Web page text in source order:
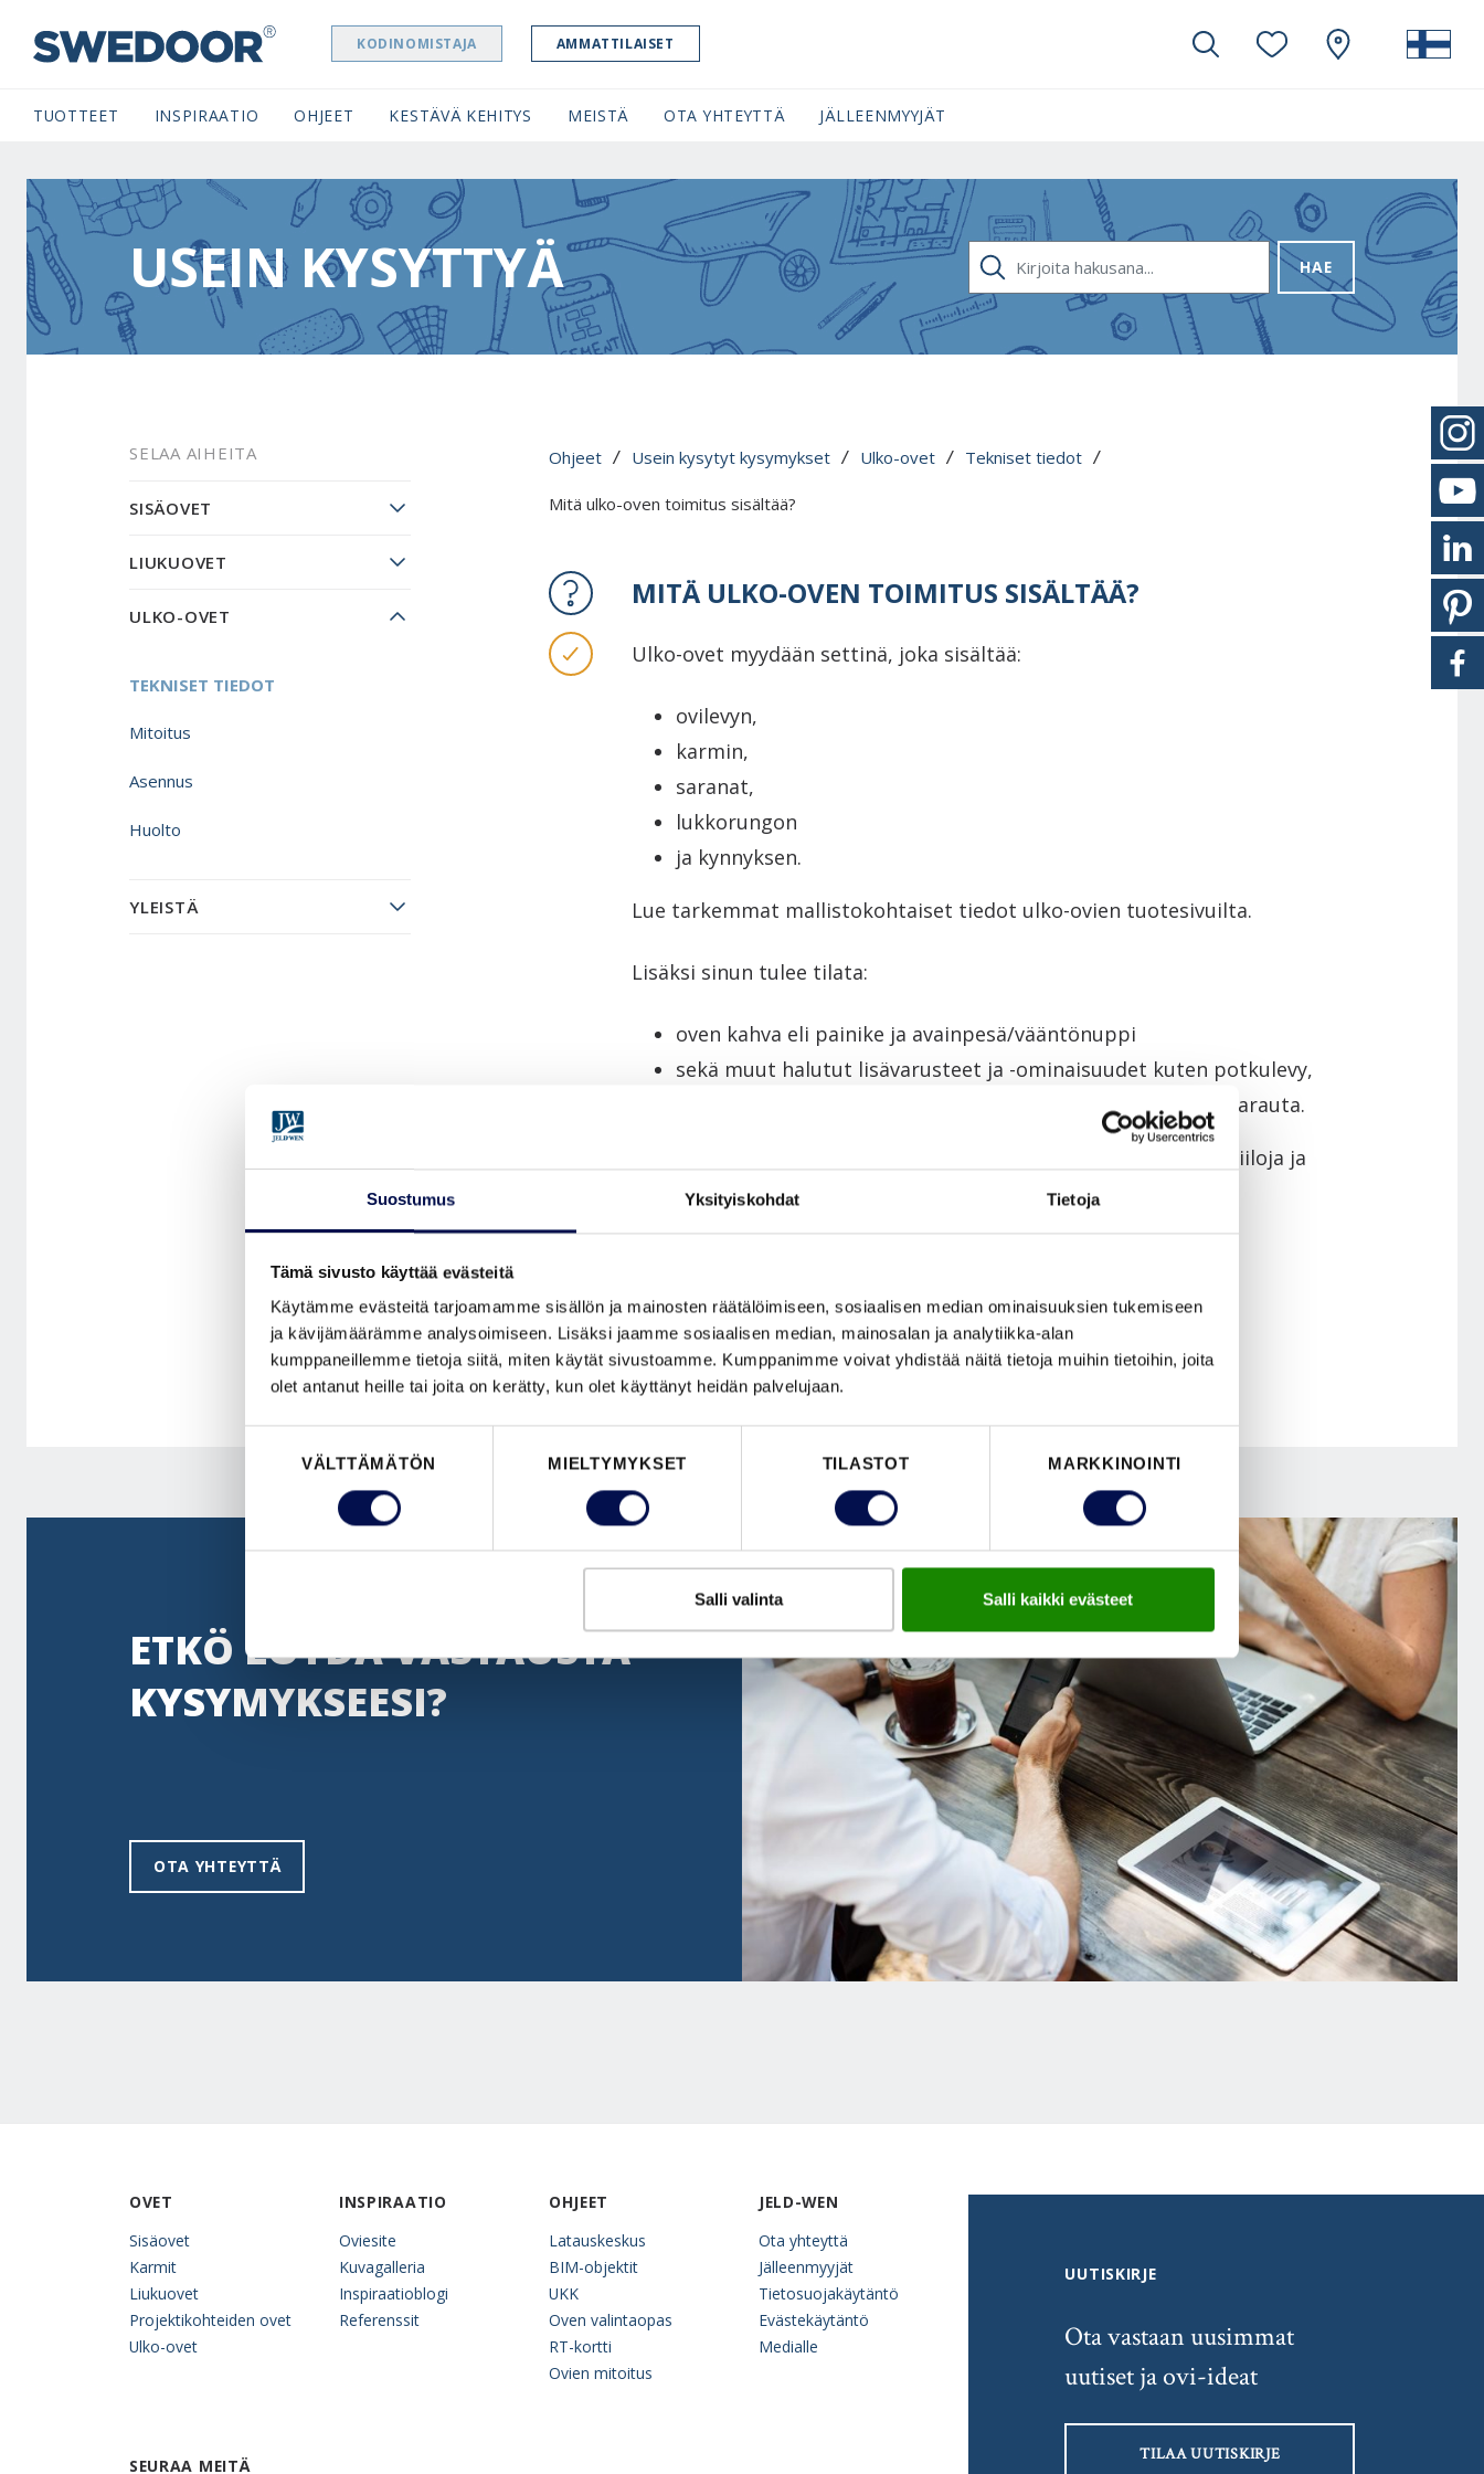
Suostumus Yksityiskohdat Tietoja
Tämä sivusto käyttää evästeitä
Käytämme evästeitä tarjoamamme sisällön ja mainosten räätälöimiseen, sosiaalisen median ominaisuuksien tukemiseen
ja kävijämäärämme analysoimiseen. Lisäksi jaamme sosiaalisen median, mainosalan ja analytiikka-alan
kumppaneillemme tietoja siitä, miten käytät sivustoamme. Kumppanimme voivat yhdistää näitä tietoja muihin tietoihin, joita
olet antanut heille tai joita on kerätty, kun olet käyttänyt heidän palvelujaan.
VÄLTTÄMÄTÖN MIELTYMYKSET TILASTOT MARKKINOINTI
Salli valinta Salli kaikki evästeet
SWEDOOR NAVIGATION KODINOMISTAJA AMMATTILAISET
TUOTTEET INSPIRAATIO OHJEET KESTÄVÄ KEHITYS MEISTÄ OTA YHTEYTTÄ JÄLLEENMYYJÄT
USEIN KYSYTTYÄ KIRJOITA HAKUSANA...
HAE
Ohjeet / Usein kysytyt kysymykset / Ulko-ovet / Tekniset tiedot /
Mitä ulko-oven toimitus sisältää?
MITÄ ULKO-OVEN TOIMITUS SISÄLTÄÄ?
Ulko-ovet myydään settinä, joka sisältää:
ovilevyn,
karmin,
saranat,
lukkorungon
ja kynnyksen.
Lue tarkemmat mallistokohtaiset tiedot ulko-ovien tuotesivuilta.
Lisäksi sinun tulee tilata:
oven kahva eli painike ja avainpesä/vääntönuppi
sekä muut halutut lisävarusteet ja -ominaisuudet kuten potkulevy,
sähkölukkokoneistus ja -putkitus, kirjeluukku ja murtosuojarauta.
Hanki tarvittaessa lisäksi jälleenmyyjältäsi kiinnitystarvikkeet, kiiloja ja
peitelistat.
SELAA AIHEITA
SISÄOVET
LIUKUOVET
ULKO-OVET
TEKNISET TIEDOT
Mitoitus
Asennus
Huolto
YLEISTÄ
ETKÖ LÖYDÄ VASTAUSTA
KYSYMYKSEESI?
OTA YHTEYTTÄ
OVET
Sisäovet
Karmit
Liukuovet
Projektikohteiden ovet
Ulko-ovet
INSPIRAATIO
Oviesite
Kuvagalleria
Inspiraatioblogi
Referenssit
OHJEET
Latauskeskus
BIM-objektit
UKK
Oven valintaopas
RT-kortti
Ovien mitoitus
JELD-WEN
Ota yhteyttä
Jälleenmyyjät
Tietosuojakäytäntö
Evästekäytäntö
Medialle
SEURAA MEITÄ
UUTISKIRJE
Ota vastaan uusimmat
uutiset ja ovi-ideat
TILAA UUTISKIRJE